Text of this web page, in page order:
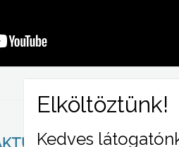
Kedves